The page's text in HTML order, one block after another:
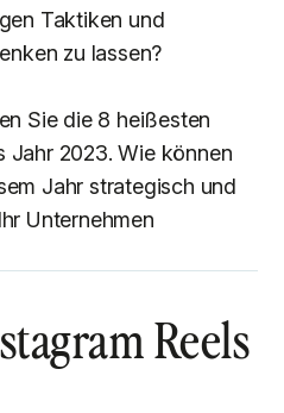
Taktiken und
zu lassen?
Sie die 8 heißesten
Jahr 2023. Wie können
Jahr strategisch und
Unternehmen
Reels